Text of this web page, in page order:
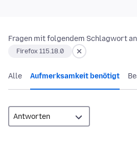
Fragen mit folgendem Schlagwort
Firefox 115.18.0
Alle Aufmerksamkeit benötigt